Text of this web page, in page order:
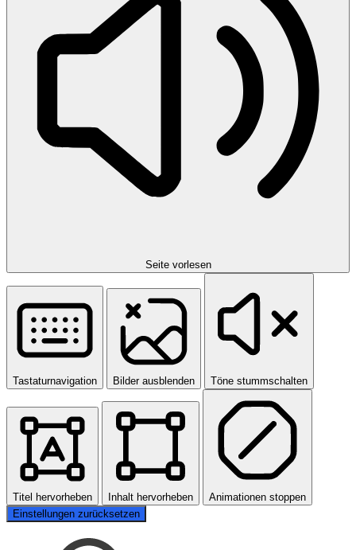
Seite vorlesen
Tastaturnavigation Bilder ausblenden Töne stummschalten
Titel hervorheben Inhalt hervorheben
Animationen stoppen
Einstellungen zurücksetzen